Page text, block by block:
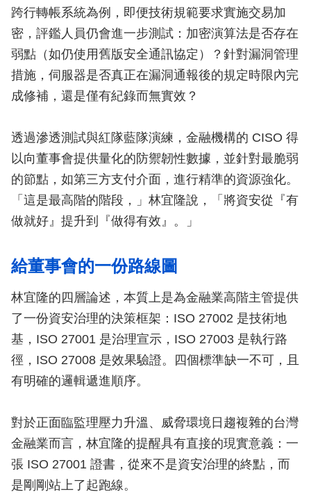
跨行轉帳系統為例，即便技術規範要求實施交易加
密，評鑑人員仍會進一步測試：加密演算法是否存在
弱點（如仍使用舊版安全通訊協定）？針對漏洞管理
措施，伺服器是否真正在漏洞通報後的規定時限內完
成修補，還是僅有紀錄而無實效？
透過滲透測試與紅隊藍隊演練，金融機構的 CISO 得
以向董事會提供量化的防禦韌性數據，並針對最脆弱
的節點，如第三方支付介面，進行精準的資源強化。
「這是最高階的階段，」林宜隆說，「將資安從『有
做就好』提升到『做得有效』。」
給董事會的一份路線圖
林宜隆的四層論述，本質上是為金融業高階主管提供
了一份資安治理的決策框架：ISO 27002 是技術地
基，ISO 27001 是治理宣示，ISO 27003 是執行路
徑，ISO 27008 是效果驗證。四個標準缺一不可，且
有明確的邏輯遞進順序。
對於正面臨監理壓力升溫、威脅環境日趨複雜的台灣
金融業而言，林宜隆的提醒具有直接的現實意義：一
張 ISO 27001 證書，從來不是資安治理的終點，而
是剛剛站上了起跑線。